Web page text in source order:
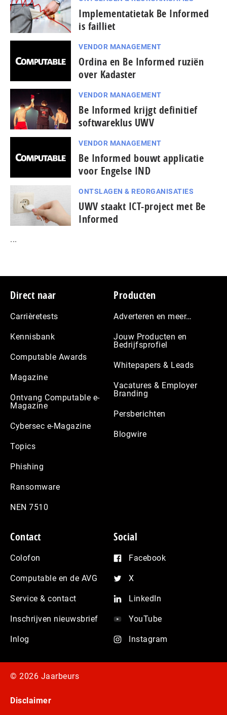
Implementatietak Be Informed
is failliet
VENDOR MANAGEMENT
Ordina en Be Informed ruziën
over Kadaster
VENDOR MANAGEMENT
Be Informed krijgt definitief
softwareklus UWV
VENDOR MANAGEMENT
Be Informed bouwt applicatie
voor Engelse IND
ONTSLAGEN & REORGANISATIES
UWV staakt ICT-project met Be
Informed
...
Footer
Direct naar
Carrièretests
Kennisbank
Computable Awards
Magazine
Ontvang Computable e-
Magazine
Cybersec e-Magazine
Topics
Phishing
Ransomware
NEN 7510
Producten
Adverteren en meer…
Jouw Producten en
Bedrijfsprofiel
Whitepapers & Leads
Vacatures & Employer
Branding
Persberichten
Blogwire
Contact
Colofon
Computable en de AVG
Service & contact
Inschrijven nieuwsbrief
Inlog
Social
Facebook
X
LinkedIn
YouTube
Instagram
© 2026 Jaarbeurs
Disclaimer